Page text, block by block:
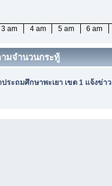
3 am 4 am 5 am 6 am
มจำนวนกระทู้
ะถมศึกษาพะเยา เขต 1 แจ้งข่าว